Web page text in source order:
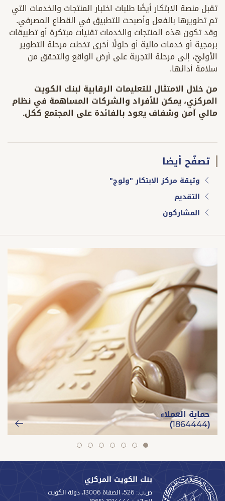
تقبل منصة الابتكار أيضًا طلبات اختبار المنتجات والخدمات التي
تم تطويرها بالفعل وأصبحت للتطبيق في القطاع المصرفي.
وقد تكون هذه المنتجات والخدمات تقنيات مبتكرة أو تطبيقات
برمجية أو خدمات مالية أو حلولًا أخرى تخطت مرحلة التطوير
الأوليّ، إلى مرحلة التجربة على أرض الواقع والتحقق من
سلامة أدائها.
من خلال الامتثال للتعليمات الرقابية لبنك الكويت
المركزي، يمكن للأفراد والشركات المساهمة في نظام
مالي آمن وشفاف يعود بالفائدة على المجتمع ككل.
تصفّح أيضا
وثيقة مركز الابتكار "ولوج"
التقديم
المشاركون
حماية العملاء
(1864444)
slide
1
slide
2
slide
slide
4
slide
slide
6
slide
بنك الكويت المركزي
ص.ب.: 526، الصفاة 13006، دولة الكويت